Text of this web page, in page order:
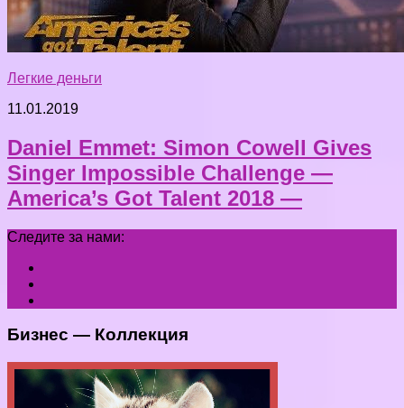
Легкие деньги
11.01.2019
Daniel Emmet: Simon Cowell Gives
Singer Impossible Challenge —
America’s Got Talent 2018 —
Следите за нами:
Бизнес — Коллекция